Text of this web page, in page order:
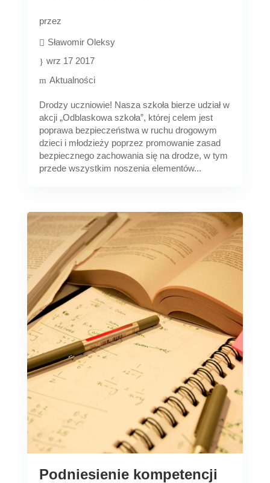
przez
Sławomir Oleksy
wrz 17 2017
Aktualności
Drodzy uczniowie! Nasza szkoła bierze udział w
akcji „Odblaskowa szkoła”, której celem jest
poprawa bezpieczeństwa w ruchu drogowym
dzieci i młodzieży poprzez promowanie zasad
bezpiecznego zachowania się na drodze, w tym
przede wszystkim noszenia elementów...
Podniesienie kompetencji